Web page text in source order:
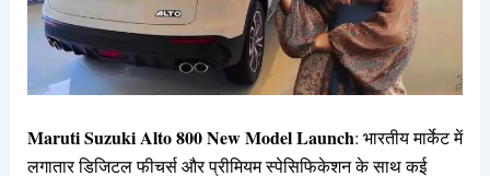
Maruti Suzuki Alto 800 New Model Launch: भारतीय मार्केट में
लगातार डिजिटल फीचर्स और प्रीमियम स्पेसिफिकेशन के साथ कई